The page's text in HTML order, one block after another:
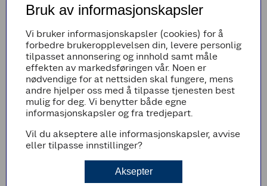
Ønsker du å jobbe i en spennende bedrift som gir
deg gode arbeidsbetingelser og mulighet til å
utvikle deg? Da er Coop Økonom SA en
arbeidsplass du bør vurdere. Coop Økonom SA er
blant Norges 10 største samvirkelag med en
omsetning på ca. 2 milliarder, ca 830 ansatte og 36
butikker i regionene Dalane, Strand og Nord Jæren.
er eid av forbrukerne med 2,6 millioner
medlemmer.
Bruk av informasjonskapsler
Vi bruker informasjonskapsler (cookies) for å
forbedre brukeropplevelsen din, levere personlig
tilpasset annonsering og innhold samt måle
effekten av markedsføringen vår. Noen er
nødvendige for at nettsiden skal fungere, mens
andre hjelper oss med å tilpasse tjenesten best
mulig for deg. Vi benytter både egne
informasjonskapsler og fra tredjepart.
Vil du akseptere alle informasjonskapsler, avvise
eller tilpasse innstillinger?
Aksepter